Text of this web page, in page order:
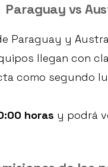
Paraguay vs
Paraguay y
llegan con
como segundo
horas y podrá